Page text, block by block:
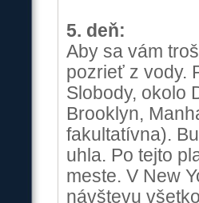
5. deň:
Aby sa vám
pozrieť z vody.
Slobody, okolo
Brooklyn,
fakultatívna).
uhla. Po tejto
meste. V New
návštevu